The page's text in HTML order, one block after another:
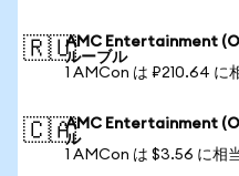
🇷🇺AMC Entertainment
ルーブル
1 AMCon は ₽210.64 に
🇨🇦AMC Entertainment
ル
1 AMCon は $3.56 に相